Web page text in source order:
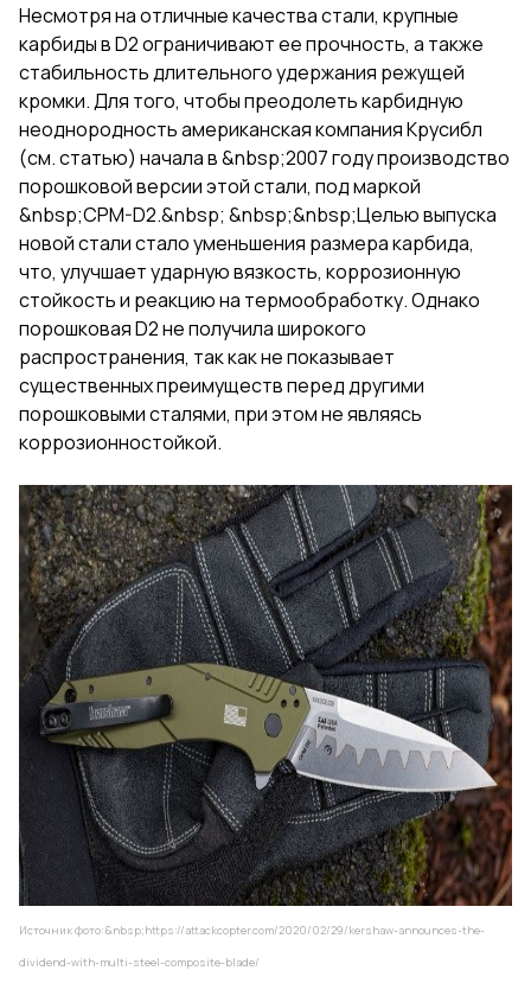
Несмотря на отличные качества стали, крупные
карбиды в D2 ограничивают ее прочность, а также
стабильность длительного удержания режущей
кромки. Для того, чтобы преодолеть карбидную
неоднородность американская компания Kрусибл
(см. статью) начала в &nbsp;2007 году производство
порошковой версии этой стали, под маркой
&nbsp;CPM-D2.&nbsp; &nbsp;&nbsp;Целью выпуска
новой стали стало уменьшения размера карбида,
что, улучшает ударную вязкость, коррозионную
стойкость и реакцию на термообработку. Однако
порошковая D2 не получила широкого
распространения, так как не показывает
существенных преимуществ перед другими
порошковыми сталями, при этом не являясь
коррозионностойкой.
Источник фото:&nbsp;https://attackcopter.com/2020/02/29/kershaw-announces-the-
dividend-with-multi-steel-composite-blade/